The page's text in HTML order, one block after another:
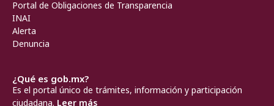
Portal de Obligaciones de Transparencia
INAI
Alerta
Denuncia
¿Qué es gob.mx?
Es el portal único de trámites, información y participación
ciudadana. Leer más